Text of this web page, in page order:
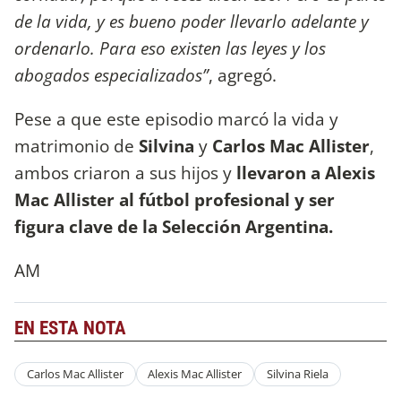
de la vida, y es bueno poder llevarlo adelante y
ordenarlo. Para eso existen las leyes y los
abogados especializados”, agregó.
Pese a que este episodio marcó la vida y
matrimonio de Silvina y Carlos Mac Allister,
ambos criaron a sus hijos y llevaron a Alexis
Mac Allister al fútbol profesional y ser
figura clave de la Selección Argentina.
AM
EN ESTA NOTA
Carlos Mac Allister Alexis Mac Allister Silvina Riela